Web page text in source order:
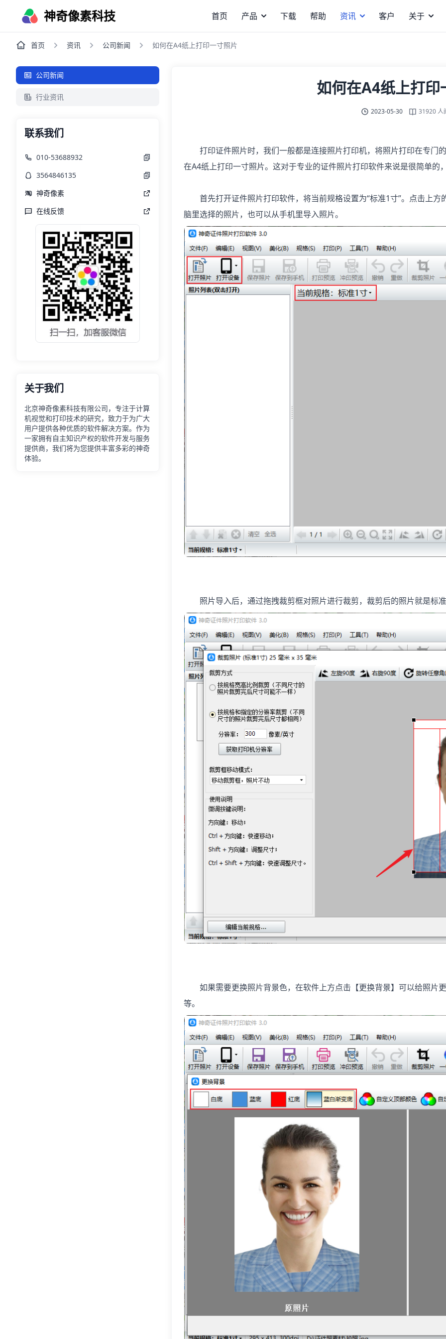
神奇像素科技 首页 产品 下载 帮助 资讯 客户 关于
首页 资讯 公司新闻 如何在A4纸上打印一寸照片
公司新闻
行业资讯
联系我们
010-53688932
3564846135
神奇像素
在线反馈
关于我们
北京神奇像素科技有限公司，专注于计算
机视觉和打印技术的研究，致力于为广大
用户提供各种优质的软件解决方案。作为
一家拥有自主知识产权的软件开发与服务
提供商，我们将为您提供丰富多彩的神奇
体验。
如何在A4纸上打印
2023-05-30 31920 人
打印证件照片时，我们一般都是连接照片打印机，将照片打印在专门
在A4纸上打印一寸照片。这对于专业的证件照片打印软件来说是很简单的
首先打开证件照片打印软件，将当前规格设置为“标准1寸”。点击上方
脑里选择的照片，也可以从手机里导入照片。
照片导入后，通过拖拽裁剪框对照片进行裁剪，裁剪后的照片就是标
如果需要更换照片背景色，在软件上方点击【更换背景】可以给照片
等。